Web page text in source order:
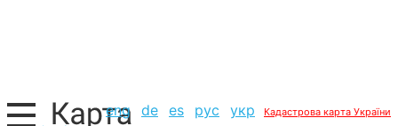
eng de es рус укр Кадастрова карта України